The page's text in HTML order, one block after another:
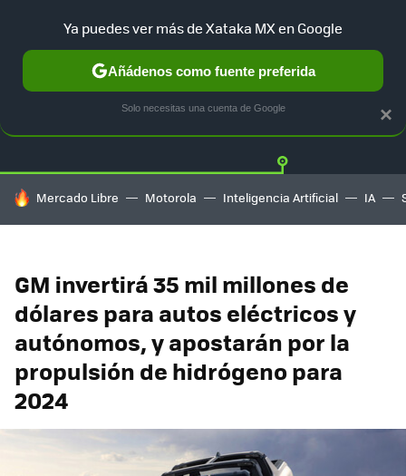
TESLA UBER AUTO ELECTRICO Twitter
HOY SE HABLA DE
Mercado Libre Motorola Inteligencia Artificial IA
GM invertirá 35 mil millones de
dólares para autos eléctricos y
autónomos, y apostarán por la
propulsión de hidrógeno para
2024
×
Ya puedes ver más de Xataka MX en Google
Añádenos como fuente preferida
Solo necesitas una cuenta de Google